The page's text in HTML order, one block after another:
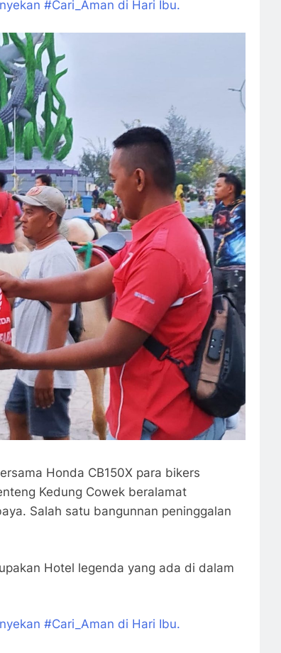
#Cari_Aman di Hari Ibu.
Honda CB150X para bikers
Kedung Cowek beralamat
Salah satu bangunnan peninggalan
Hotel legenda yang ada di dalam
#Cari_Aman di Hari Ibu.